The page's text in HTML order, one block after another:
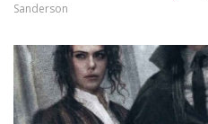
Sanderson